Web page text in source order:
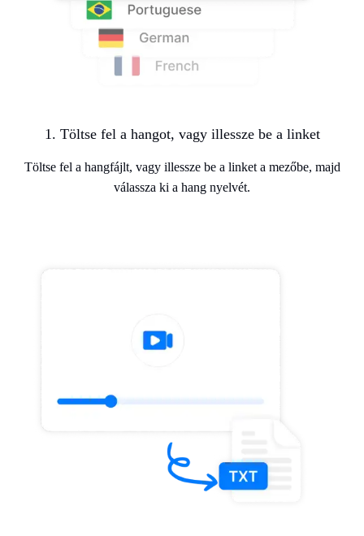
1. Töltse fel a hangot, vagy illessze be a linket
Töltse fel a hangfájlt, vagy illessze be a linket a mezőbe, majd
válassza ki a hang nyelvét.